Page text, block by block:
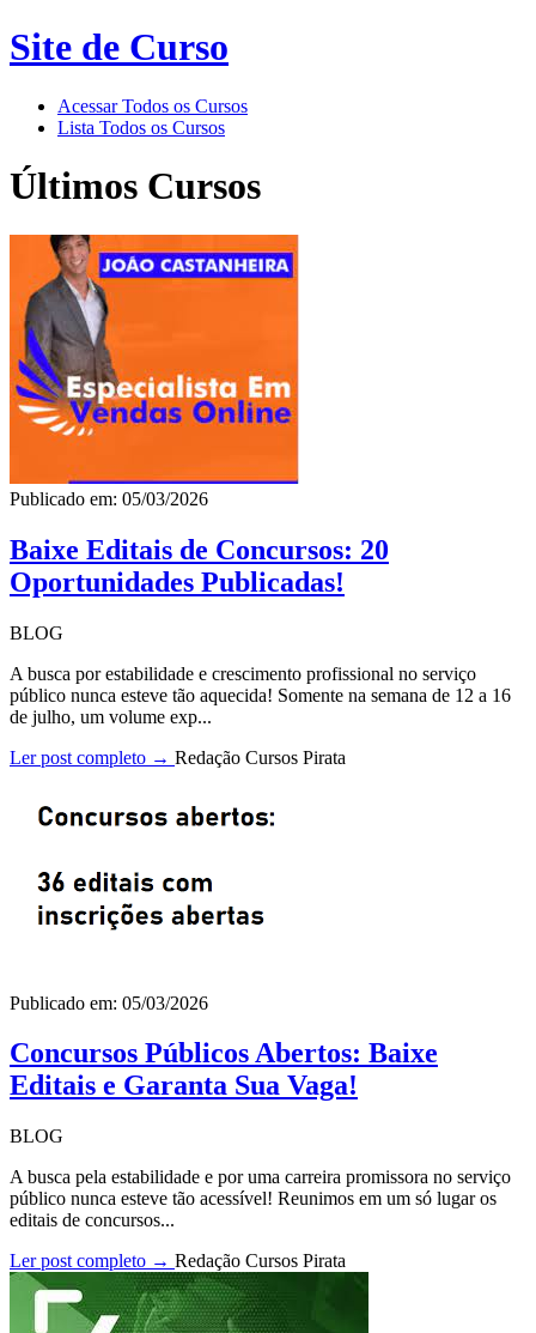
Site de Curso
Acessar Todos os Cursos
Lista Todos os Cursos
Últimos Cursos
Publicado em: 05/03/2026
Baixe Editais de Concursos: 20
Oportunidades Publicadas!
BLOG
A busca por estabilidade e crescimento profissional no serviço
público nunca esteve tão aquecida! Somente na semana de 12 a 16
de julho, um volume exp...
Ler post completo → Redação Cursos Pirata
Publicado em: 05/03/2026
Concursos Públicos Abertos: Baixe
Editais e Garanta Sua Vaga!
BLOG
A busca pela estabilidade e por uma carreira promissora no serviço
público nunca esteve tão acessível! Reunimos em um só lugar os
editais de concursos...
Ler post completo → Redação Cursos Pirata